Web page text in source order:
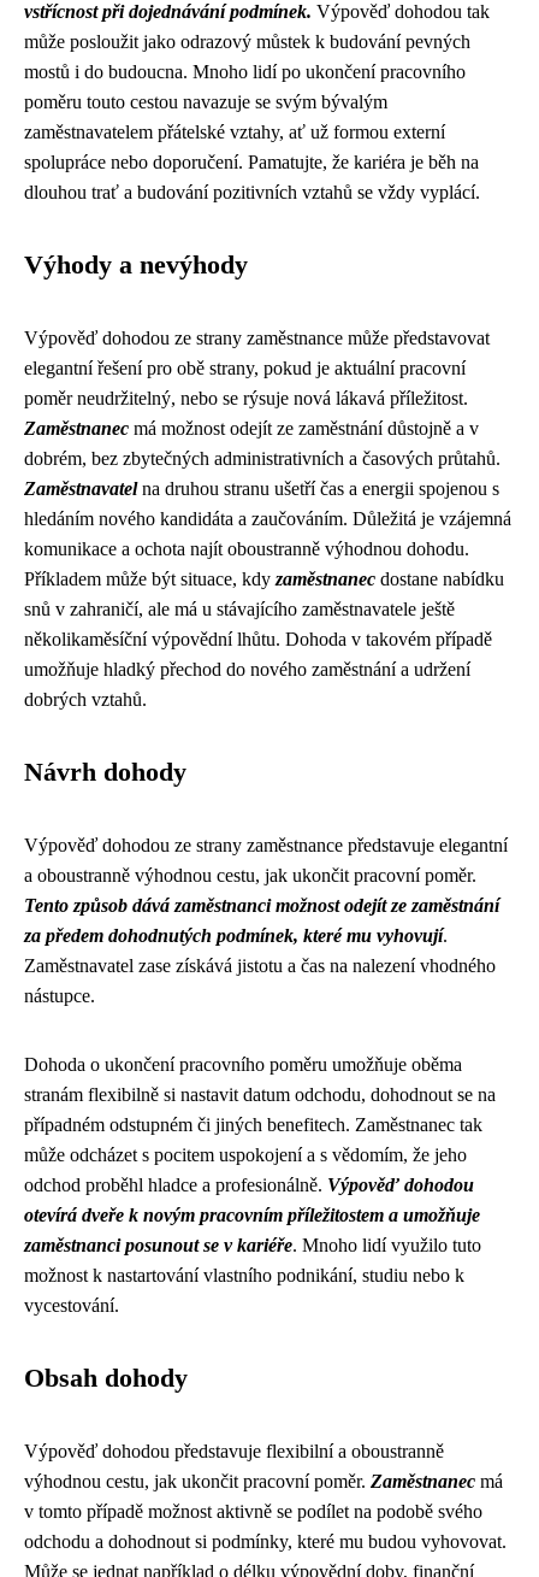
vstřícnost při dojednávání podmínek. Výpověď dohodou tak
může posloužit jako odrazový můstek k budování pevných
mostů i do budoucna. Mnoho lidí po ukončení pracovního
poměru touto cestou navazuje se svým bývalým
zaměstnavatelem přátelské vztahy, ať už formou externí
spolupráce nebo doporučení. Pamatujte, že kariéra je běh na
dlouhou trať a budování pozitivních vztahů se vždy vyplácí.
Výhody a nevýhody
Výpověď dohodou ze strany zaměstnance může představovat
elegantní řešení pro obě strany, pokud je aktuální pracovní
poměr neudržitelný, nebo se rýsuje nová lákavá příležitost.
Zaměstnanec má možnost odejít ze zaměstnání důstojně a v
dobrém, bez zbytečných administrativních a časových průtahů.
Zaměstnavatelna druhou stranu ušetří čas a energii spojenou s
hledáním nového kandidáta a zaučováním. Důležitá je vzájemná
komunikace a ochota najít oboustranně výhodnou dohodu.
Příkladem může být situace, kdy zaměstnanec dostane nabídku
snů v zahraničí, ale má u stávajícího zaměstnavatele ještě
několikaměsíční výpovědní lhůtu. Dohoda v takovém případě
umožňuje hladký přechod do nového zaměstnání a udržení
dobrých vztahů.
Návrh dohody
Výpověď dohodou ze strany zaměstnance představuje elegantní
a oboustranně výhodnou cestu, jak ukončit pracovní poměr.
Tento způsob dává zaměstnanci možnost odejít ze zaměstnání
za předem dohodnutých podmínek, které mu vyhovují.
Zaměstnavatel zase získává jistotu a čas na nalezení vhodného
nástupce.
Dohoda o ukončení pracovního poměru umožňuje oběma
stranám flexibilně si nastavit datum odchodu, dohodnout se na
případném odstupném či jiných benefitech. Zaměstnanec tak
může odcházet s pocitem uspokojení a s vědomím, že jeho
odchod proběhl hladce a profesionálně. Výpověď dohodou
otevírá dveře k novým pracovním příležitostem a umožňuje
zaměstnanci posunout se v kariéře. Mnoho lidí využilo tuto
možnost k nastartování vlastního podnikání, studiu nebo k
vycestování.
Obsah dohody
Výpověď dohodou představuje flexibilní a oboustranně
výhodnou cestu, jak ukončit pracovní poměr. Zaměstnanec má
v tomto případě možnost aktivně se podílet na podobě svého
odchodu a dohodnout si podmínky, které mu budou vyhovovat.
Může se jednat například o délku výpovědní doby, finanční